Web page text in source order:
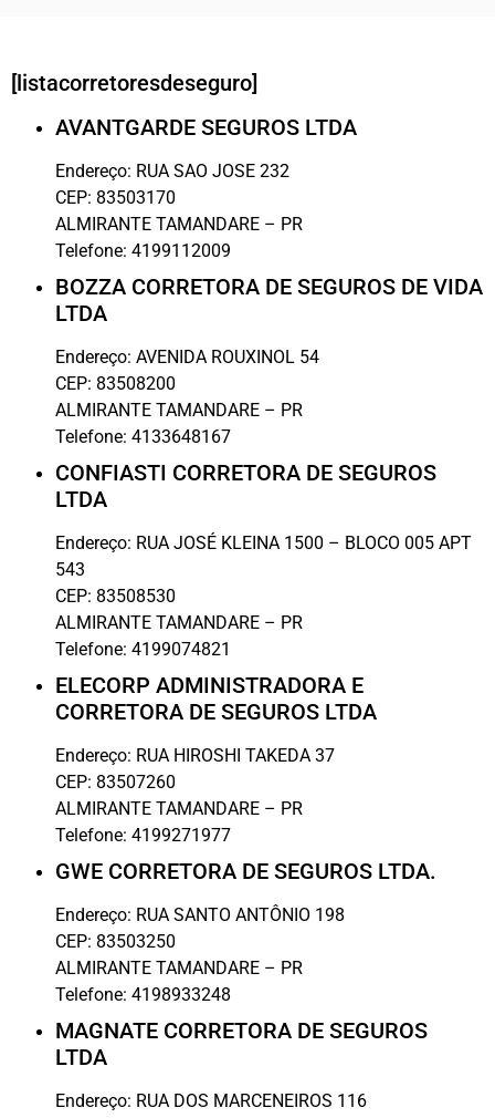
[listacorretoresdeseguro]
AVANTGARDE SEGUROS LTDA
Endereço: RUA SAO JOSE 232
CEP: 83503170
ALMIRANTE TAMANDARE – PR
Telefone: 4199112009
BOZZA CORRETORA DE SEGUROS DE VIDA
LTDA
Endereço: AVENIDA ROUXINOL 54
CEP: 83508200
ALMIRANTE TAMANDARE – PR
Telefone: 4133648167
CONFIASTI CORRETORA DE SEGUROS
LTDA
Endereço: RUA JOSÉ KLEINA 1500 – BLOCO 005 APT
543
CEP: 83508530
ALMIRANTE TAMANDARE – PR
Telefone: 4199074821
ELECORP ADMINISTRADORA E
CORRETORA DE SEGUROS LTDA
Endereço: RUA HIROSHI TAKEDA 37
CEP: 83507260
ALMIRANTE TAMANDARE – PR
Telefone: 4199271977
GWE CORRETORA DE SEGUROS LTDA.
Endereço: RUA SANTO ANTÔNIO 198
CEP: 83503250
ALMIRANTE TAMANDARE – PR
Telefone: 4198933248
MAGNATE CORRETORA DE SEGUROS
LTDA
Endereço: RUA DOS MARCENEIROS 116